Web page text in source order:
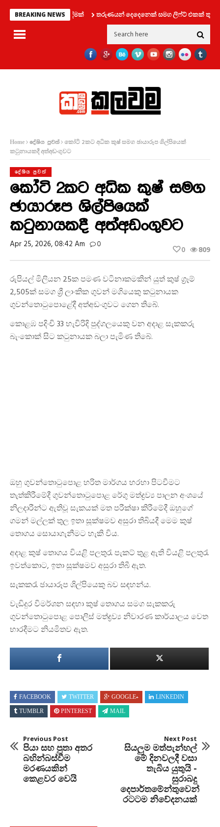
BREAKING NEWS
විශේෂ දැනුම්දීමක් තරුණයන් දෙදෙනෙක් සමග ලිෆ්ට් එකක් තුල සිර
Home දේශිය පුවත්
කෝටි 2කට අධික කුෂ් සමග ඡායාරූප ශිල්පියෙක්
කටුනායකදී අත්අඩංගුවට
දේශිය පුවත්
කෝටි 2කට අධික කුෂ් සමග
ඡායාරූප ශිල්පියෙක්
කටුනායකදී අත්අඩංගුවට
Apr 25, 2026, 08:42 Am 0 809
0
රුපියල් මිලියන 25ක පමණ වටිනාකමකින් යුත් කුෂ් ග්‍රෑම්
2,505ක් සමග ශ්‍රී ලාංකික ගුවන් මගියෙකු කටුනායක
ගුවන්තොටුපොළේදී අත්අඩංගුවට ගෙන තිබේ.
කොළඹ පදිංචි 33 හැවිරිදි පුද්ගලයෙකු වන අදාළ සැකකරු
බැංකොක් සිට කටුනායක බලා පැමිණ තිබේ.
ඔහු ගුවන්තොටුපොළ හරිත මාර්ගය හරහා පිටවීමට
තැත්කිරීමේදී ගුවන්තොටුපොළ රේගු මත්ද්‍රව්‍ය පාලන අංශයේ
නිලදාරීන්ට ඇතිවූ සැකයක් මත පරීක්ෂා කිරීමේදී ඔහුගේ
ගමන් මල්ලක් තුල ඉතා සූක්ෂමව අසුරා තිබියදී මෙම කුෂ්
තොගය සොයාගැනීමට හැකි විය.
අදාළ කුෂ් තොගය වියළි පලතුරැ පැකට් තුළ ඇති වියළි පලතුරැ
ඉවත්කොට, ඉතා සූක්ෂමව අසුරා තිබී ඇත.
සැකකරැ ඡායාරූප ශිල්පියෙකු බව සඳහන්ය.
වැඩිදුර විමර්ශන සඳහා කුෂ් තොගය සමග සැකකරු
ගුවන්තොටුපොළ පොලිස් මත්ද්‍රව්‍ය නිවාරණ කාර්යාලය වෙත
භාරදීමට නියමිතව ඇත.
FACEBOOK TWITTER GOOGLE+ LINKEDIN
TUMBLR PINTEREST MAIL
Previous Post
පියා සහ පුතා අතර
බහින්බස්වීම
මරණයකින්
කෙළවර වෙයි
Next Post
සියලුම මත්පැන්හල්
මේ දිනවලදී වසා
තැබිය යුතුයි -
සුරාබදු
දෙපාර්තමේන්තුවෙන්
රටටම නිවේදනයක්